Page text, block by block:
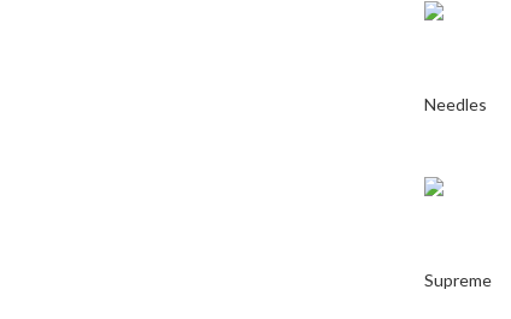
Needles
Supreme